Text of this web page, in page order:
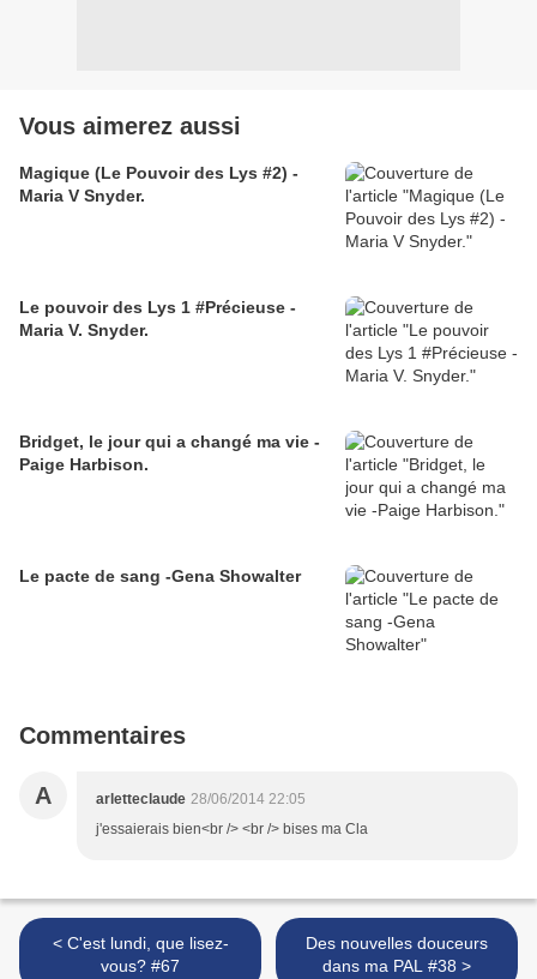
Vous aimerez aussi
Magique (Le Pouvoir des Lys #2) -
Maria V Snyder.
Le pouvoir des Lys 1 #Précieuse -
Maria V. Snyder.
Bridget, le jour qui a changé ma vie -
Paige Harbison.
Le pacte de sang -Gena Showalter
Commentaires
A arletteclaude 28/06/2014 22:05
j'essaierais bien<br /> <br /> bises ma Cla
< C'est lundi, que lisez-
vous? #67
Des nouvelles douceurs
dans ma PAL #38 >